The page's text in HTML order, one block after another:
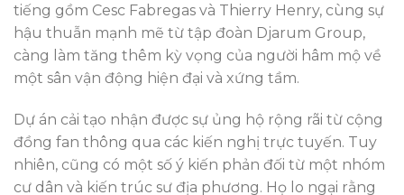
tiếng gồm Cesc Fabregas và Thierry Henry, cùng sự
hậu thuẫn mạnh mẽ từ tập đoàn Djarum Group,
càng làm tăng thêm kỳ vọng của người hâm mộ về
một sân vận động hiện đại và xứng tầm.
Dự án cải tạo nhận được sự ủng hộ rộng rãi từ cộng
đồng fan thông qua các kiến nghị trực tuyến. Tuy
nhiên, cũng có một số ý kiến phản đối từ một nhóm
cư dân và kiến trúc sư địa phương. Họ lo ngại rằng